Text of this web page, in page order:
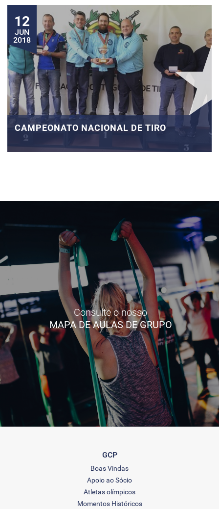
12
JUN
2018
CAMPEONATO NACIONAL DE TIRO
Consulte o nosso
MAPA DE AULAS DE GRUPO
GCP
Boas Vindas
Apoio ao Sócio
Atletas olímpicos
Momentos Históricos